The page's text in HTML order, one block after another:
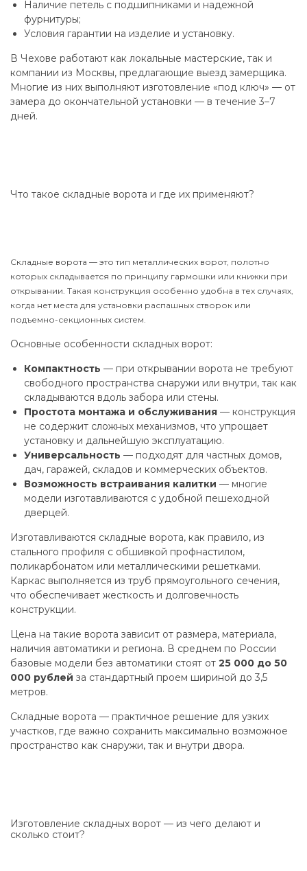
Наличие петель с подшипниками и надежной
фурнитуры;
Условия гарантии на изделие и установку.
В Чехове работают как локальные мастерские, так и
компании из Москвы, предлагающие выезд замерщика.
Многие из них выполняют изготовление «под ключ» — от
замера до окончательной установки — в течение 3–7
дней.
Что такое складные ворота и где их применяют?
Складные ворота — это тип металлических ворот, полотно
которых складывается по принципу гармошки или книжки при
открывании. Такая конструкция особенно удобна в тех случаях,
когда нет места для установки распашных створок или
подъемно-секционных систем.
Основные особенности складных ворот:
Компактность — при открывании ворота не требуют
свободного пространства снаружи или внутри, так как
складываются вдоль забора или стены.
Простота монтажа и обслуживания — конструкция
не содержит сложных механизмов, что упрощает
установку и дальнейшую эксплуатацию.
Универсальность — подходят для частных домов,
дач, гаражей, складов и коммерческих объектов.
Возможность встраивания калитки — многие
модели изготавливаются с удобной пешеходной
дверцей.
Изготавливаются складные ворота, как правило, из
стального профиля с обшивкой профнастилом,
поликарбонатом или металлическими решетками.
Каркас выполняется из труб прямоугольного сечения,
что обеспечивает жесткость и долговечность
конструкции.
Цена на такие ворота зависит от размера, материала,
наличия автоматики и региона. В среднем по России
базовые модели без автоматики стоят от 25 000 до 50
000 рублей за стандартный проем шириной до 3,5
метров.
Складные ворота — практичное решение для узких
участков, где важно сохранить максимально возможное
пространство как снаружи, так и внутри двора.
Изготовление складных ворот — из чего делают и
сколько стоит?